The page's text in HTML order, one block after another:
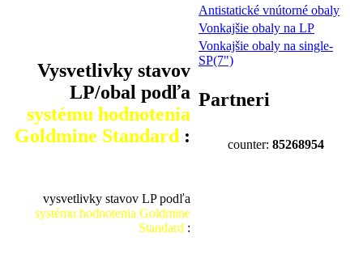
Vysvetlivky stavov
LP/obal podľa
systému hodnotenia
Goldmine Standard :
vysvetlivky stavov LP podľa
systému hodnotenia Goldmine
Standard :
Antistatické vnútorné obaly
Vonkajšie obaly na LP
Vonkajšie obaly na single-
SP(7")
Partneri
counter:85268954